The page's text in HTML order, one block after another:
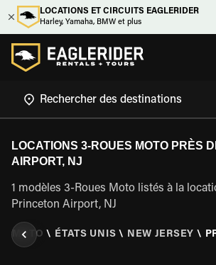
LOCATIONS ET CIRCUITS EAGLERIDER
Harley, Yamaha, BMW et plus
LOCATIONS 3-ROUES MOTO PRÈS
AIRPORT, NJ
1 modèles 3-Roues Moto listés à la
Princeton Airport, NJ
MOTO \ ÉTATS UNIS \ NEW JERSEY \